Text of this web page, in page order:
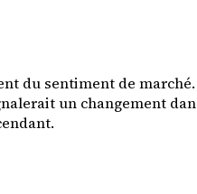
du sentiment de
un changement